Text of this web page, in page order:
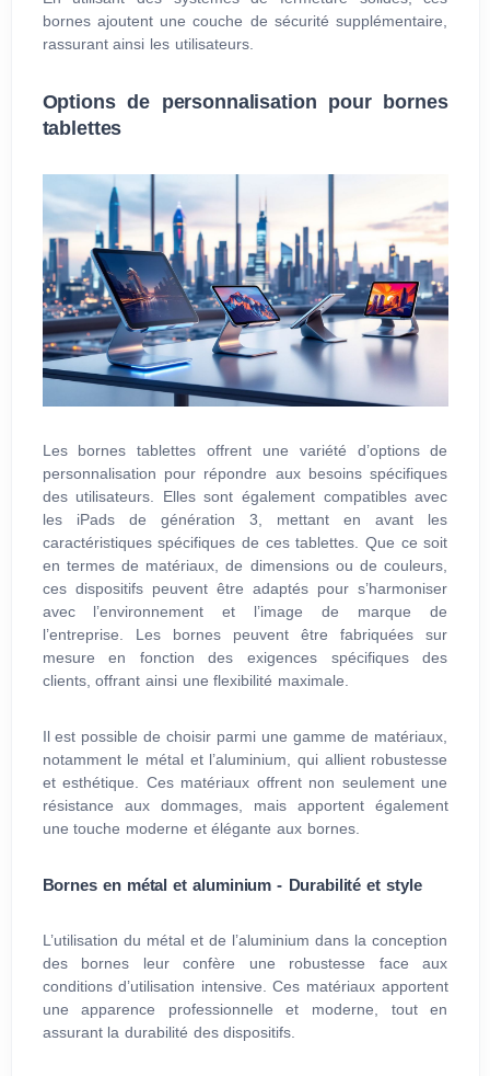
bornes ajoutent une couche de sécurité supplémentaire,
rassurant ainsi les utilisateurs.
Options de personnalisation pour bornes
tablettes
Les bornes tablettes offrent une variété d’options de
personnalisation pour répondre aux besoins spécifiques
des utilisateurs. Elles sont également compatibles avec
les iPads de génération 3, mettant en avant les
caractéristiques spécifiques de ces tablettes. Que ce soit
en termes de matériaux, de dimensions ou de couleurs,
ces dispositifs peuvent être adaptés pour s’harmoniser
avec l’environnement et l’image de marque de
l’entreprise. Les bornes peuvent être fabriquées sur
mesure en fonction des exigences spécifiques des
clients, offrant ainsi une flexibilité maximale.
Il est possible de choisir parmi une gamme de matériaux,
notamment le métal et l’aluminium, qui allient robustesse
et esthétique. Ces matériaux offrent non seulement une
résistance aux dommages, mais apportent également
une touche moderne et élégante aux bornes.
Bornes en métal et aluminium - Durabilité et style
L’utilisation du métal et de l’aluminium dans la conception
des bornes leur confère une robustesse face aux
conditions d’utilisation intensive. Ces matériaux apportent
une apparence professionnelle et moderne, tout en
assurant la durabilité des dispositifs.